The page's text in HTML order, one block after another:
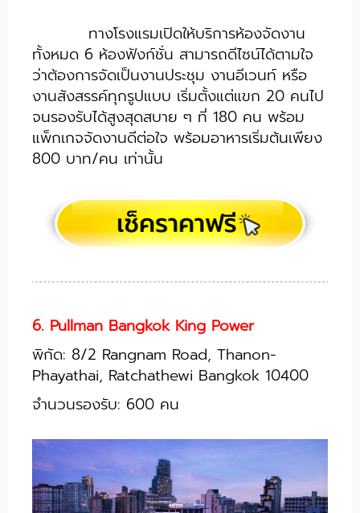
ทางโรงแรมเปิดให้บริการห้องจัดงาน
ทั้งหมด 6 ห้องฟังก์ชั่น สามารถดีไซน์ได้ตามใจ
ว่าต้องการจัดเป็นงานประชุม งานอีเวนท์ หรือ
งานสังสรรค์ทุกรูปแบบ เริ่มตั้งแต่แขก 20 คนไป
จนรองรับได้สูงสุดสบาย ๆ ที่ 180 คน พร้อม
แพ็กเกจจัดงานดีต่อใจ พร้อมอาหารเริ่มต้นเพียง
800 บาท/คน เท่านั้น
6. Pullman Bangkok King Power
พิกัด: 8/2 Rangnam Road, Thanon-
Phayathai, Ratchathewi Bangkok 10400
จำนวนรองรับ: 600 คน